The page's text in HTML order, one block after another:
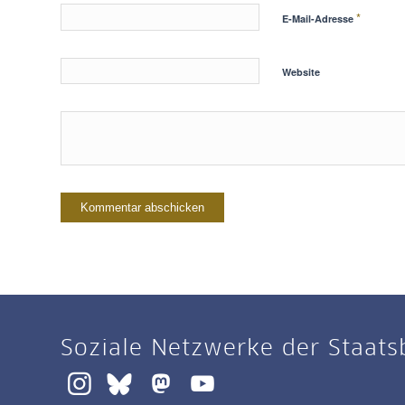
E-Mail-Adresse *
Website
Soziale Netzwerke der